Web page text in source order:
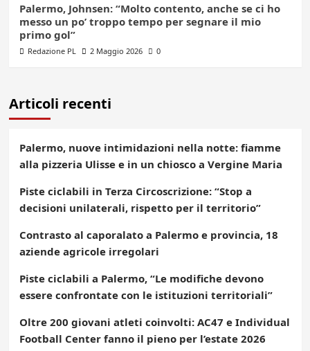
Palermo, Johnsen: “Molto contento, anche se ci ho
messo un po’ troppo tempo per segnare il mio
primo gol”
Redazione PL 2 Maggio 2026 0
Articoli recenti
Palermo, nuove intimidazioni nella notte: fiamme
alla pizzeria Ulisse e in un chiosco a Vergine Maria
Piste ciclabili in Terza Circoscrizione: “Stop a
decisioni unilaterali, rispetto per il territorio”
Contrasto al caporalato a Palermo e provincia, 18
aziende agricole irregolari
Piste ciclabili a Palermo, “Le modifiche devono
essere confrontate con le istituzioni territoriali”
Oltre 200 giovani atleti coinvolti: AC47 e Individual
Football Center fanno il pieno per l’estate 2026